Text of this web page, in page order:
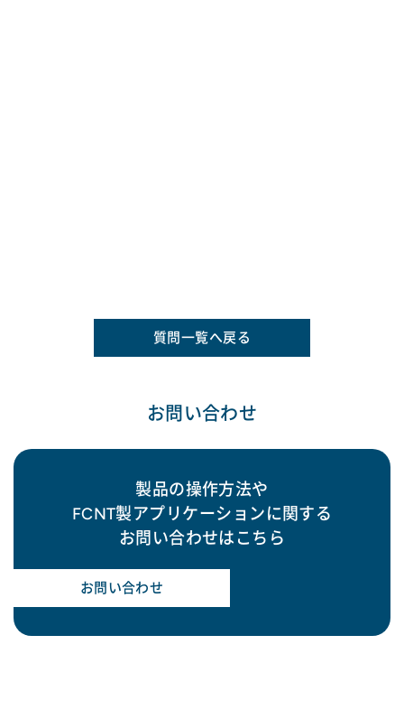
質問一覧へ戻る
お問い合わせ
製品の操作方法や
FCNT製アプリケーションに関する
お問い合わせはこちら
お問い合わせ